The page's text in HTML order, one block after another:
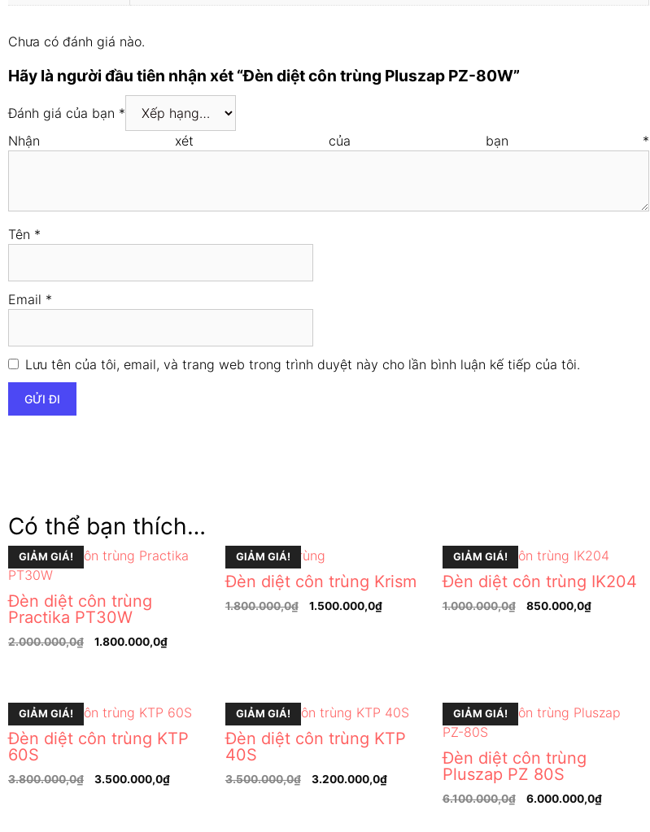
Chưa có đánh giá nào.
Hãy là người đầu tiên nhận xét “Đèn diệt côn trùng Pluszap PZ-80W”
Đánh giá của bạn *
Nhận xét của bạn *
Tên *
Email *
Lưu tên của tôi, email, và trang web trong trình duyệt này cho lần bình luận kế tiếp của tôi.
Có thể bạn thích…
GIẢM GIÁ!
Đèn diệt côn trùng
Practika PT30W
2.000.000,0₫ 1.800.000,0₫
GIẢM GIÁ!
Đèn diệt côn trùng Krism
1.800.000,0₫ 1.500.000,0₫
GIẢM GIÁ!
Đèn diệt côn trùng IK204
1.000.000,0₫ 850.000,0₫
GIẢM GIÁ!
Đèn diệt côn trùng KTP
60S
3.800.000,0₫ 3.500.000,0₫
GIẢM GIÁ!
Đèn diệt côn trùng KTP
40S
3.500.000,0₫ 3.200.000,0₫
GIẢM GIÁ!
Đèn diệt côn trùng
Pluszap PZ 80S
6.100.000,0₫ 6.000.000,0₫